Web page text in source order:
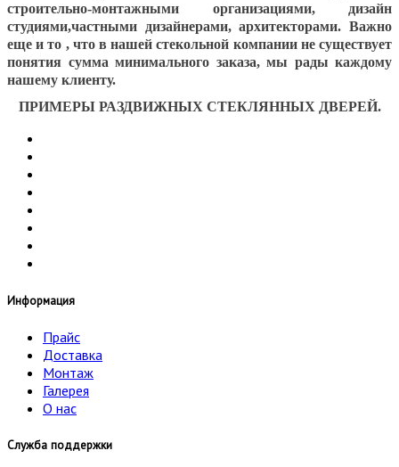
строительно-монтажными организациями, дизайн
студиями,частными дизайнерами, архитекторами. Важно
еще и то , что в нашей стекольной компании не существует
понятия сумма минимального заказа, мы рады каждому
нашему клиенту.
ПРИМЕРЫ РАЗДВИЖНЫХ СТЕКЛЯННЫХ ДВЕРЕЙ.
Информация
Прайс
Доставка
Монтаж
Галерея
О нас
Служба поддержки